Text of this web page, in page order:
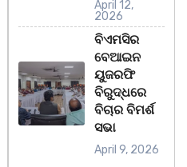
April 12,
2026
ବିଏମସିର
ବେଆଇନ
ୟୁଜରଫି
ବିରୁଦ୍ଧରେ
ବିଚାର ବିମର୍ଶ
ସଭା
April 9, 2026